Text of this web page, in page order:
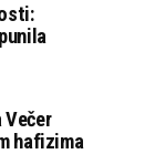
Večer
hafizima